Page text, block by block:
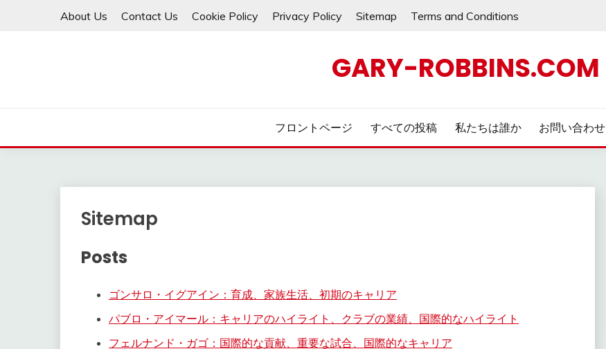
About Us Contact Us Cookie Policy Privacy Policy Sitemap Terms and Conditions
GARY-ROBBINS.COM
フロントページ すべての投稿 私たちは誰か お問い合わせ
Sitemap
Posts
ゴンサロ・イグアイン：育成、家族生活、初期のキャリア
パブロ・アイマール：キャリアのハイライト、クラブの業績、国際的なハイライト
フェルナンド・ガゴ：国際的な貢献、重要な試合、国際的なキャリア